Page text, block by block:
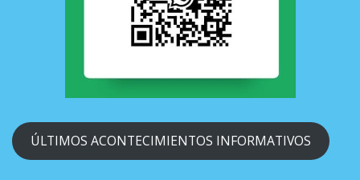
ÚLTIMOS ACONTECIMIENTOS INFORMATIVOS